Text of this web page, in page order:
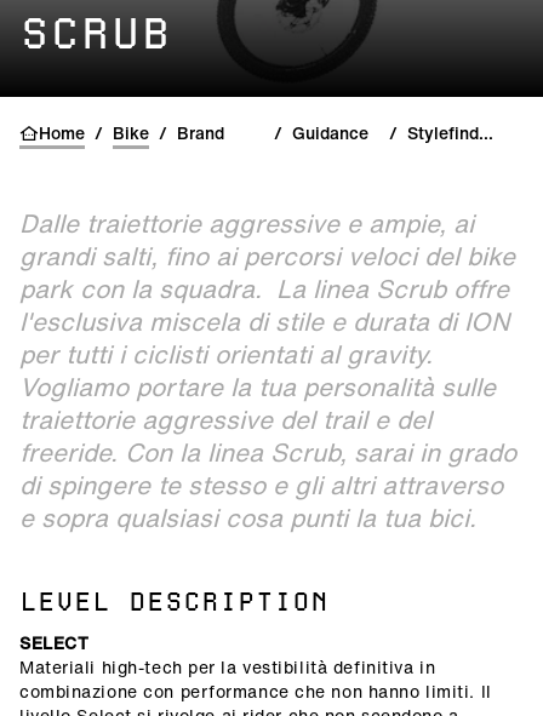
SCRUB
Home / Bike / Brand / Guidance / Stylefinder Scrub
Dalle traiettorie aggressive e ampie, ai
grandi salti, fino ai percorsi veloci del bike
park con la squadra. La linea Scrub offre
l'esclusiva miscela di stile e durata di ION
per tutti i ciclisti orientati al gravity.
Vogliamo portare la tua personalità sulle
traiettorie aggressive del trail e del
freeride. Con la linea Scrub, sarai in grado
di spingere te stesso e gli altri attraverso
e sopra qualsiasi cosa punti la tua bici.
LEVEL DESCRIPTION
SELECT
Materiali high-tech per la vestibilità definitiva in
combinazione con performance che non hanno limiti. Il